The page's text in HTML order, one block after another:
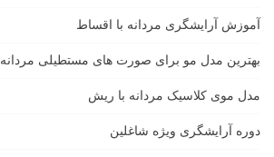
آموزش آرایشگری مردانه با اقساط
بهترین مدل مو برای صورت های مستطیلی مردانه
مدل موی کلاسیک مردانه با ریش
دوره آرایشگری ویژه شاغلین